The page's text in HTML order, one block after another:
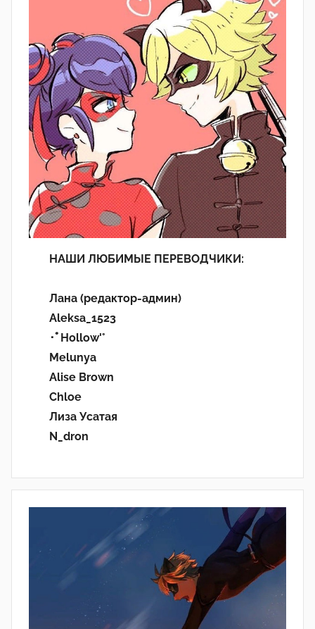
НАШИ ЛЮБИМЫЕ ПЕРЕВОДЧИКИ:
Лана (редактор-админ)
Aleksa_1523
･ﾟHollow'°
Melunya
Alise Brown
Chloe
Лиза Усатая
N_dron